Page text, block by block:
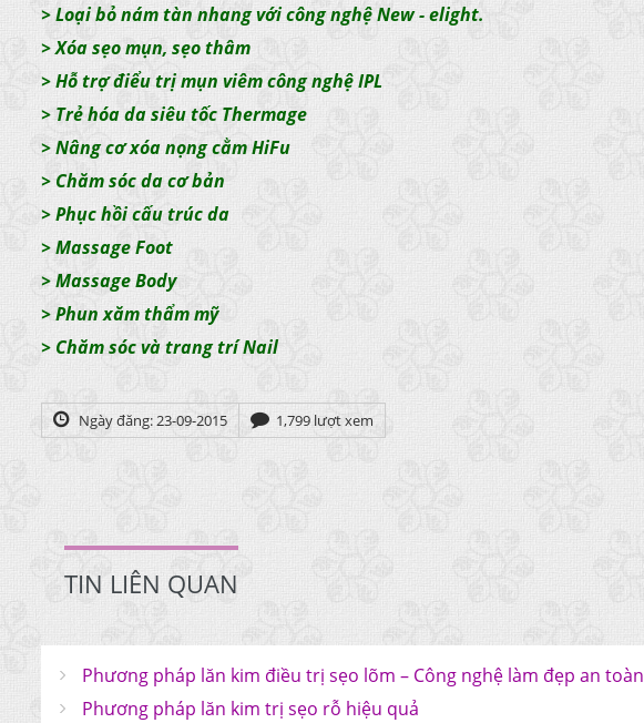
>Loại bỏ nám tàn nhang với công nghệ New - elight.
>Xóa sẹo mụn, sẹo thâm
>Hỗ trợ điểu trị mụn viêm công nghệ IPL
> Trẻ hóa da siêu tốc Thermage
>Nâng cơ xóa nọng cằm HiFu
> Chăm sóc da cơ bản
>Phục hồi cấu trúc da
>Massage Foot
>Massage Body
>Phun xăm thẩm mỹ
> Chăm sóc và trang trí Nail
Ngày đăng: 23-09-2015 1,799 lượt xem
TIN LIÊN QUAN
Phương pháp lăn kim điều trị sẹo lõm – Công nghệ làm đẹp an toàn
Phương pháp lăn kim trị sẹo rỗ hiệu quả